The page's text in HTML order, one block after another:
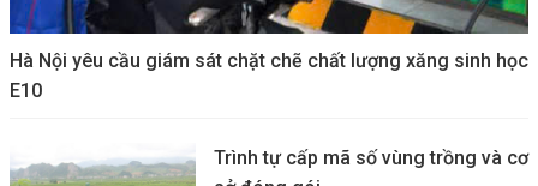
Hà Nội yêu cầu giám sát chặt chẽ chất lượng xăng sinh học
E10
Trình tự cấp mã số vùng trồng và cơ